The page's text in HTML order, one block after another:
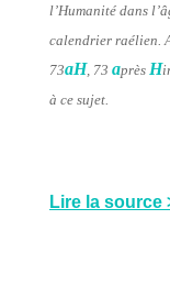
l’Humanité dans
calendrier raélien.
73aH, 73 après H
à ce sujet.
Lire la source